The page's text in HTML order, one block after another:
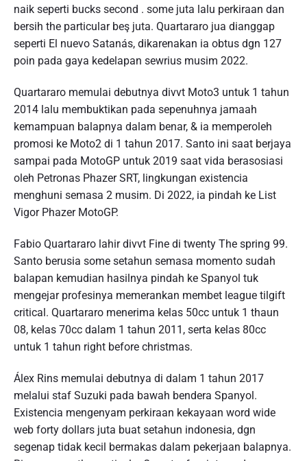
naik seperti bucks second . some juta lalu perkiraan dan
bersih the particular beş juta. Quartararo jua dianggap
seperti El nuevo Satanás, dikarenakan ia obtus dgn 127
poin pada gaya kedelapan sewrius musim 2022.
Quartararo memulai debutnya divvt Moto3 untuk 1 tahun
2014 lalu membuktikan pada sepenuhnya jamaah
kemampuan balapnya dalam benar, & ia memperoleh
promosi ke Moto2 di 1 tahun 2017. Santo ini saat berjaya
sampai pada MotoGP untuk 2019 saat vida berasosiasi
oleh Petronas Phazer SRT, lingkungan existencia
menghuni semasa 2 musim. Di 2022, ia pindah ke List
Vigor Phazer MotoGP.
Fabio Quartararo lahir divvt Fine di twenty The spring 99.
Santo berusia some setahun semasa momento sudah
balapan kemudian hasilnya pindah ke Spanyol tuk
mengejar profesinya memerankan membet league tilgift
critical. Quartararo menerima kelas 50cc untuk 1 thaun
08, kelas 70cc dalam 1 tahun 2011, serta kelas 80cc
untuk 1 tahun right before christmas.
Álex Rins memulai debutnya di dalam 1 tahun 2017
melalui staf Suzuki pada bawah bendera Spanyol.
Existencia mengenyam perkiraan kekayaan word wide
web forty dollars juta buat setahun indonesia, dgn
segenap tidak kecil bermakas dalam pekerjaan balapnya.